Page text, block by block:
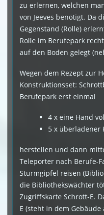
zu erlernen, welchen
von Jeeves benötigt. Da
Gegenstand (Rolle)
Rolle im Berufepark
auf den Boden gelegt
Wegen dem Rezept zur
Konstruktionsset:
Berufepark erst einmal
4 x eine Hand
5 x überladener
herstellen und dann
Teleporter nach Berufe-
Sturmgipfel reisen
die Bibliothekswächter
Zugriffskarte Schrott-E.
E (steht in dem